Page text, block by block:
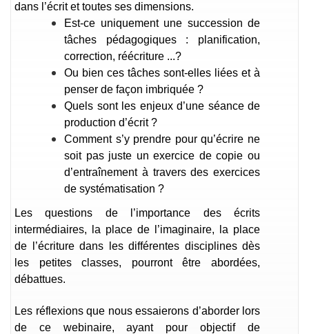
dans l’écrit et toutes ses dimensions.
Est-ce uniquement une succession de
tâches pédagogiques : planification,
correction, réécriture ...?
Ou bien ces tâches sont-elles liées et à
penser de façon imbriquée ?
Quels sont les enjeux d’une séance de
production d’écrit ?
Comment s’y prendre pour qu’écrire ne
soit pas juste un exercice de copie ou
d’entraînement à travers des exercices
de systématisation ?
Les questions de l’importance des écrits
intermédiaires, la place de l’imaginaire, la place
de l’écriture dans les différentes disciplines dès
les petites classes, pourront être abordées,
débattues.
Les réflexions que nous essaierons d’aborder lors
de ce webinaire, ayant pour objectif de